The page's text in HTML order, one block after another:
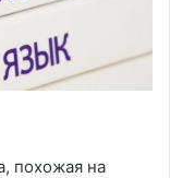
похожая на